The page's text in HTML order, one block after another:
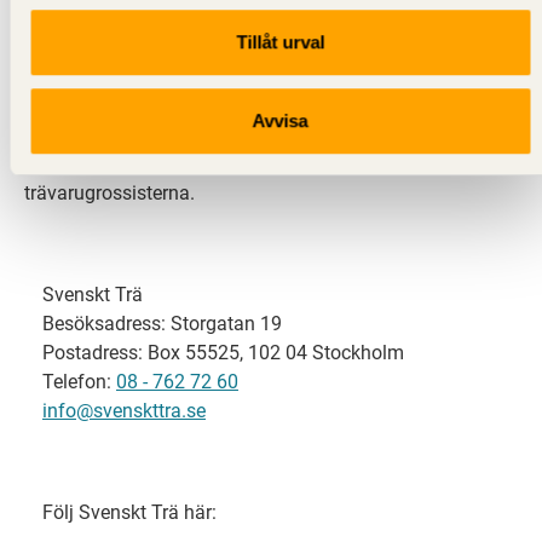
Tillåt urval
Avvisa
Svenskt Trä representerar svensk sågverksindustri
och är en del av branschorganisationen
svensk limträ-, KL-trä- och förpackningsindustri samt
trävarugrossisterna.
Svenskt Trä
Besöksadress: Storgatan 19
Postadress: Box 55525, 102 04 Stockholm
Telefon: 08 - 762 72 60
info@svenskttra.se
Följ Svenskt Trä här: